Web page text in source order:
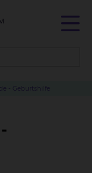
- Geburtshilfe